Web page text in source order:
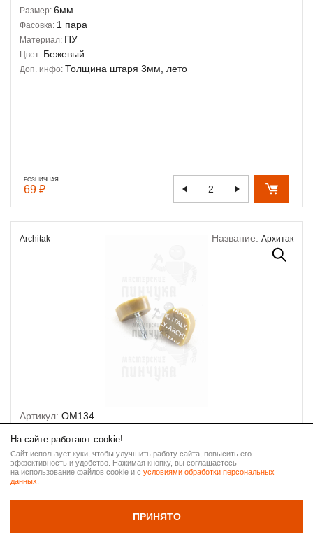
Размер: 6мм
Фасовка: 1 пара
Материал: ПУ
Цвет: Бежевый
Доп. инфо: Толщина штаря 3мм, лето
РОЗНИЧНАЯ
69 ₽
Architak Название: Архитак
Артикул: OM134
Размер:р.7 т.6мм
Фасовка:1 пара
Материал:ПУ
Цвет:
ВВЕРХ
На сайте работают cookie!
Сайт использует куки, чтобы улучшить работу сайта, повысить его
эффективность и удобство. Нажимая кнопку, вы соглашаетесь
на использование файлов cookie и с условиями обработки персональных
данных
ПРИНЯТО